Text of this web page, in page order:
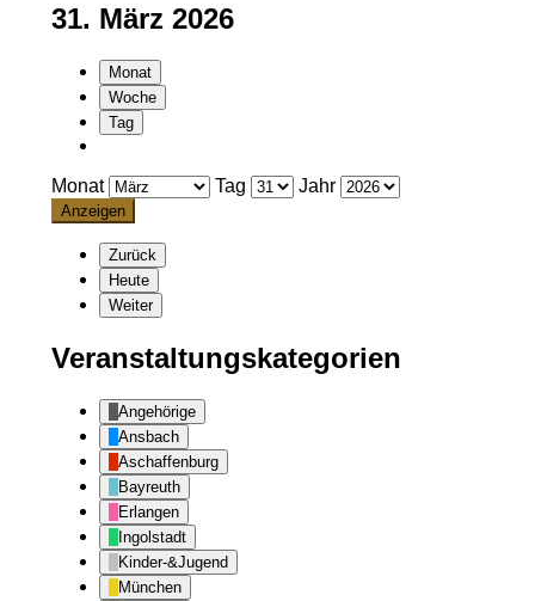
31. März 2026
Monat
Woche
Tag
Monat Tag Jahr
Zurück
Heute
Weiter
Veranstaltungskategorien
Angehörige
Ansbach
Aschaffenburg
Bayreuth
Erlangen
Ingolstadt
Kinder-&Jugend
München